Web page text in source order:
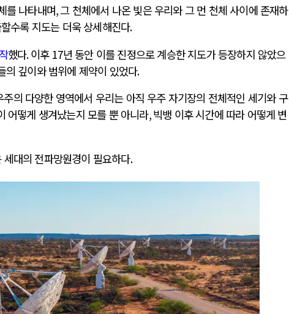
를 나타내며,그 천체에서 나온 빛은 우리와 그 먼 천체 사이에 존재하
수록 지도는 더욱 상세해진다.
했다.이후 17년 동안 이를 진정으로 계승한 지도가 등장하지 않았으
의 깊이와 범위에 제약이 있었다.
주의 다양한 영역에서 우리는 아직 우주 자기장의 전체적인 세기와 구
어떻게 생겨났는지 모를 뿐 아니라,빅뱅 이후 시간에 따라 어떻게 변
대의 전파망원경이 필요하다.